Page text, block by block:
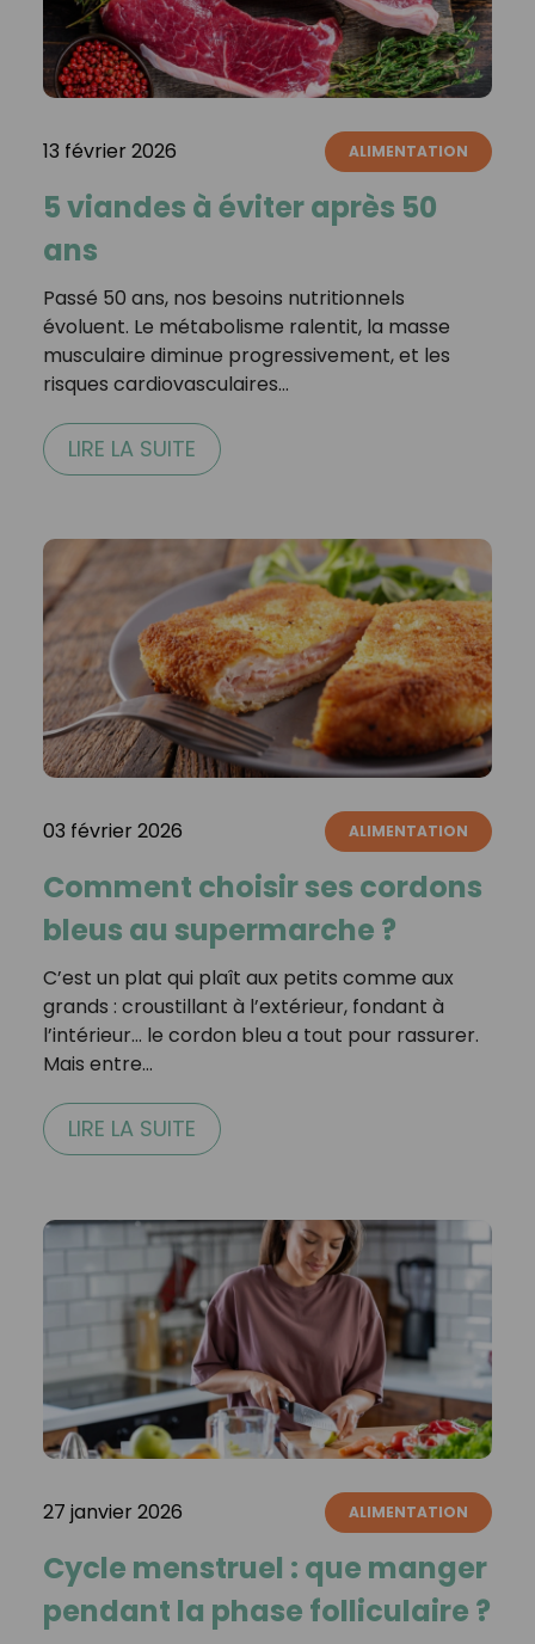
13 février 2026 ALIMENTATION
5 viandes à éviter après 50
ans
Passé 50 ans, nos besoins nutritionnels
évoluent. Le métabolisme ralentit, la masse
musculaire diminue progressivement, et les
risques cardiovasculaires…
LIRE LA SUITE
03 février 2026 ALIMENTATION
Comment choisir ses cordons
bleus au supermarche ?
C’est un plat qui plaît aux petits comme aux
grands : croustillant à l’extérieur, fondant à
l’intérieur… le cordon bleu a tout pour rassurer.
Mais entre…
LIRE LA SUITE
27 janvier 2026 ALIMENTATION
Cycle menstruel : que manger
pendant la phase folliculaire ?